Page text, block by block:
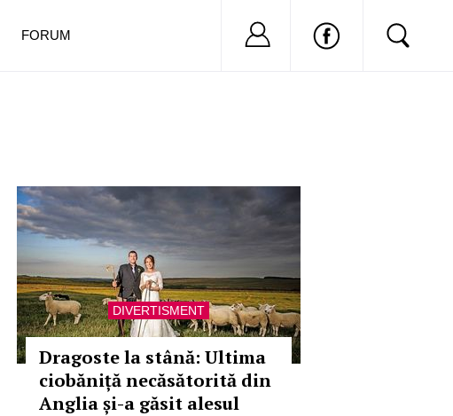
DIVERTISMENT
Dragoste la stână: Ultima
ciobăniță necăsătorită din
Anglia și-a găsit alesul
FORUM Nu ai cont?